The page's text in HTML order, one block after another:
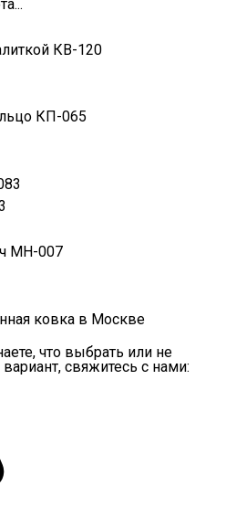
что выбрать или не
свяжитесь с нами: